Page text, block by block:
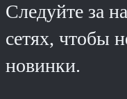
Следуйте за
сетях, чтобы
новинки.